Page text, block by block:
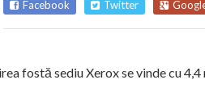
Facebook Twitter
fostă sediu Xerox se vinde cu